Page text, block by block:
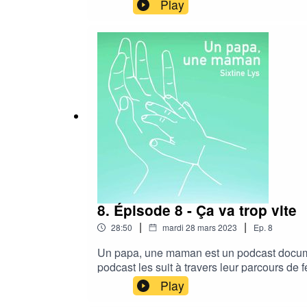
pouvez :- vous abonner sur votre
recommander à vos prochesSpotifyApple
dernier épisode sera publié le 12 avril 2023 !
Play
8. Épisode 8 - Ça va trop vite
28:50 | mardi 28 mars 2023 | Ep. 8
Un papa, une maman est un podcast
podcast les suit à travers leur parcours
premiers mois en tant que coparents.La
pouvez :- vous abonner sur votre
Play